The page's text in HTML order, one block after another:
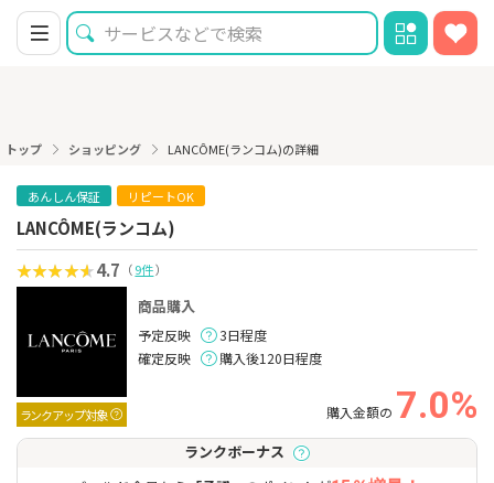
トップ ショッピング LANCÔME(ランコム)の詳細
あんしん保証 リピートOK
LANCÔME(ランコム)
4.7 （9件）
ランクアップ対象
商品購入
予定反映
3日程度
確定反映
購入後120日程度
購入金額の 7.0%
ランクボーナス